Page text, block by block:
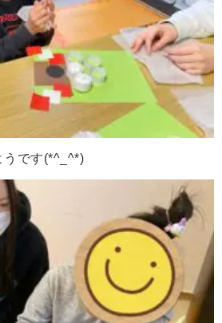
うです(*^_^*)